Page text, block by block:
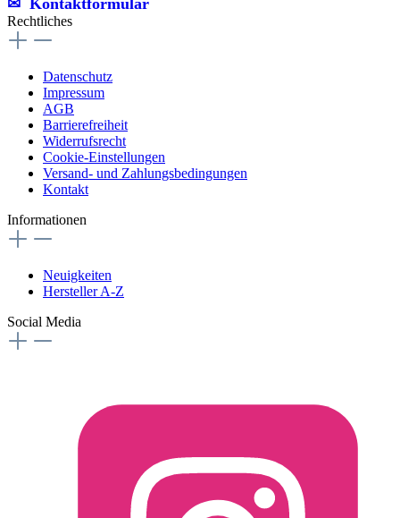
Rechtliches
Datenschutz
Impressum
AGB
Barrierefreiheit
Widerrufsrecht
Cookie-Einstellungen
Versand- und Zahlungsbedingungen
Kontakt
Informationen
Neuigkeiten
Hersteller A-Z
Social Media